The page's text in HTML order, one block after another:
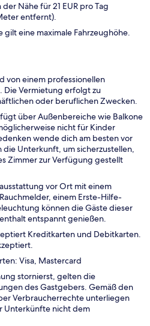
Nähe für 21 EUR pro Tag
entfernt).
gilt eine maximale Fahrzeughöhe.
von einem professionellen
Die Vermietung erfolgt zu
oder beruflichen Zwecken.
über Außenbereiche wie Balkone
nicht für Kinder
wende dich am besten vor
Unterkunft, um sicherzustellen,
Zimmer zur Verfügung gestellt
vor Ort mit einem
einem Erste-Hilfe-
können die Gäste dieser
entspannt genießen.
Kreditkarten und Debitkarten.
Visa, Mastercard
stornierst, gelten die
des Gastgebers. Gemäß den
Verbraucherrechte unterliegen
Unterkünfte nicht dem